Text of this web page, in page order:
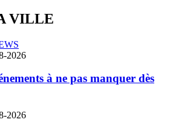
VILLE
2026
à ne pas manquer dès
2026